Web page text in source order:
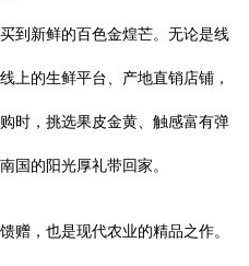
到新鲜的百色金煌芒。无论是线
上的生鲜平台、产地直销店铺，
时，挑选果皮金黄、触感富有弹
国的阳光厚礼带回家。
赠，也是现代农业的精品之作。